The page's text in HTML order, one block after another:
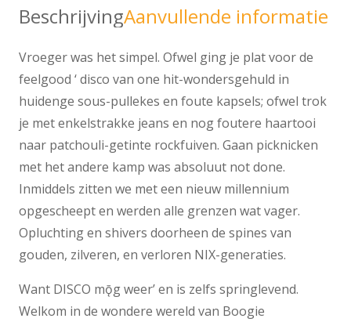
BeschrijvingAanvullende informatie
Vroeger was het simpel. Ofwel ging je plat voor de
feelgood ‘ disco van one hit-wondersgehuld in
huidenge sous-pullekes en foute kapsels; ofwel trok
je met enkelstrakke jeans en nog foutere haartooi
naar patchouli-getinte rockfuiven. Gaan picknicken
met het andere kamp was absoluut not done.
Inmiddels zitten we met een nieuw millennium
opgescheept en werden alle grenzen wat vager.
Opluchting en shivers doorheen de spines van
gouden, zilveren, en verloren NIX-generaties.
Want DISCO mǭg weer’ en is zelfs springlevend.
Welkom in de wondere wereld van Boogie